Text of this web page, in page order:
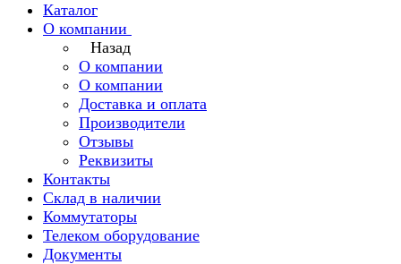
Каталог
О компании
Назад
О компании
О компании
Доставка и оплата
Производители
Отзывы
Реквизиты
Контакты
Склад в наличии
Коммутаторы
Телеком оборудование
Документы